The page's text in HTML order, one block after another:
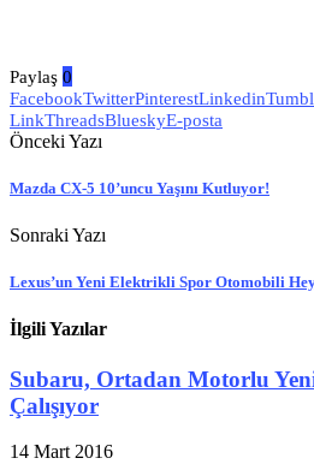
Paylaş 0
FacebookTwitterPinterestLinkedin
LinkThreadsBlueskyE-posta
Önceki Yazı
Mazda CX-5 10’uncu Yaşını Kutluyor!
Sonraki Yazı
Lexus’un Yeni Elektrikli Spor Otomobili
İlgili Yazılar
Subaru, Ortadan Motorlu
Çalışıyor
14 Mart 2016